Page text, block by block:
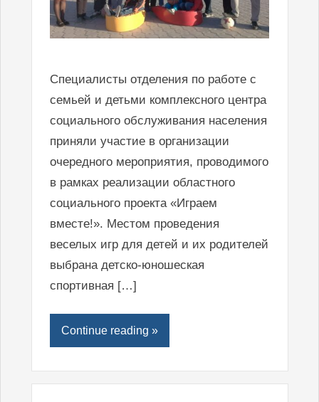
Специалисты отделения по работе с
семьей и детьми комплексного центра
социального обслуживания населения
приняли участие в организации
очередного мероприятия, проводимого
в рамках реализации областного
социального проекта «Играем
вместе!». Местом проведения
веселых игр для детей и их родителей
выбрана детско-юношеская
спортивная […]
Continue reading »